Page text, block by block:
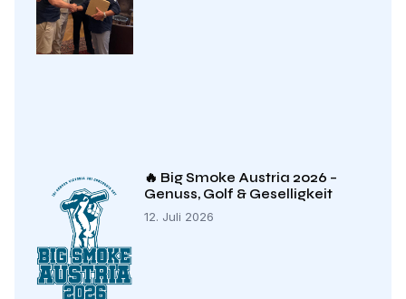
🔥 Big Smoke Austria 2026 –
Genuss, Golf & Geselligkeit
12. Juli 2026